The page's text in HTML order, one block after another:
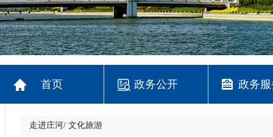
首页 政务公开 政务
走进庄河/ 文化旅游